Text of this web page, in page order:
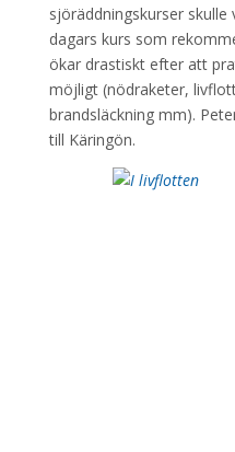
sjöräddningskurser
dagars kurs som
ökar drastiskt efter att
möjligt (nödraketer,
brandsläckning mm).
till Käringön.
Peter